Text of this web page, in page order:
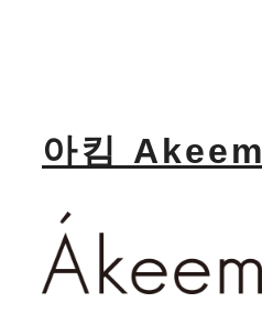
아킴 Akeem